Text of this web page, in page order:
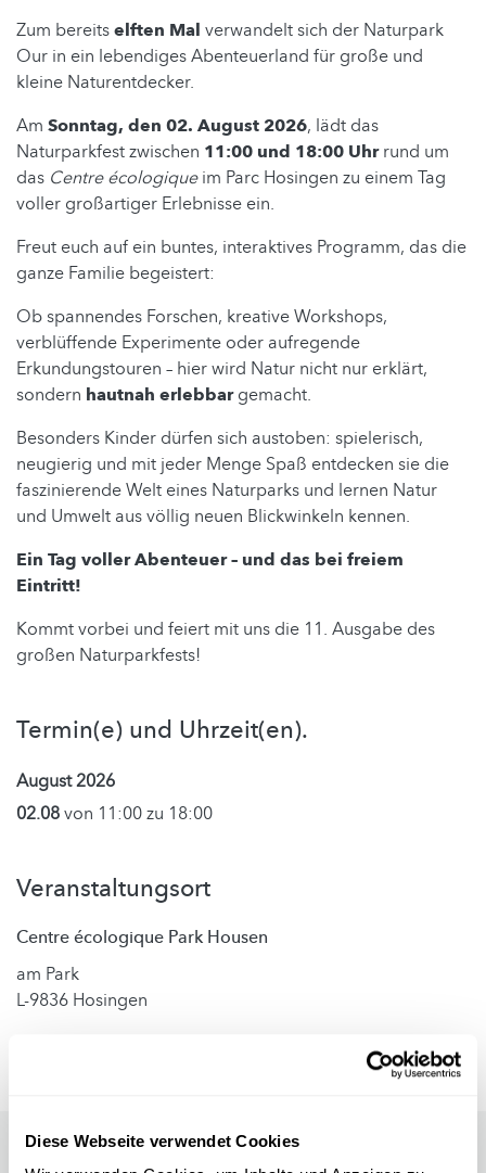
Diese Webseite verwendet Cookies
Zum bereitselften Mal verwandelt sich der Naturpark
Our in ein lebendiges Abenteuerland für große und
kleine Naturentdecker.
Am Sonntag, den 02. August 2026, lädt das
Naturparkfest zwischen 11:00 und 18:00 Uhrrund um
das Centre écologiqueim Parc Hosingen zu einem Tag
voller großartiger Erlebnisse ein.
Freut euch auf ein buntes, interaktives Programm, das die
ganze Familie begeistert:
Ob spannendes Forschen, kreative Workshops,
verblüffende Experimente oder aufregende
Erkundungstouren – hier wird Natur nicht nur erklärt,
sondern hautnah erlebbargemacht.
Besonders Kinder dürfen sich austoben: spielerisch,
neugierig und mit jeder Menge Spaß entdecken sie die
faszinierende Welt eines Naturparks und lernen Natur
und Umwelt aus völlig neuen Blickwinkeln kennen.
Ein Tag voller Abenteuer – und das bei freiem
Eintritt!
Kommt vorbei und feiert mit uns die 11. Ausgabe des
großen Naturparkfests!
Termin(e) und Uhrzeit(en).
August 2026
02.08von 11:00 zu 18:00
Veranstaltungsort
Centre écologique Park Housen
am Park
L-9836 Hosingen